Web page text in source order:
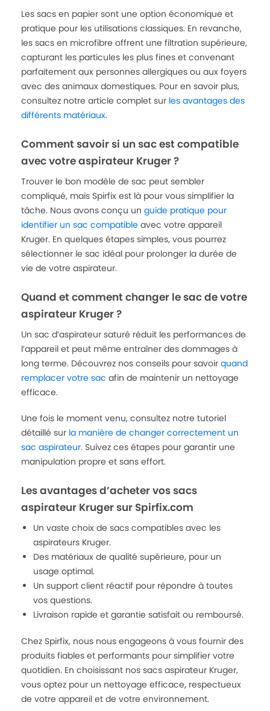
Les sacs en papier sont une option économique et
pratique pour les utilisations classiques. En revanche,
les sacs en microfibre offrent une filtration supérieure,
capturant les particules les plus fines et convenant
parfaitement aux personnes allergiques ou aux foyers
avec des animaux domestiques. Pour en savoir plus,
consultez notre article complet sur les avantages des
différents matériaux.
Comment savoir si un sac est compatible
avec votre aspirateur Kruger ?
Trouver le bon modèle de sac peut sembler
compliqué, mais Spirfix est là pour vous simplifier la
tâche. Nous avons conçu un guide pratique pour
identifier un sac compatible avec votre appareil
Kruger. En quelques étapes simples, vous pourrez
sélectionner le sac idéal pour prolonger la durée de
vie de votre aspirateur.
Quand et comment changer le sac de votre
aspirateur Kruger ?
Un sac d’aspirateur saturé réduit les performances de
l’appareil et peut même entraîner des dommages à
long terme. Découvrez nos conseils pour savoir quand
remplacer votre sac afin de maintenir un nettoyage
efficace.
Une fois le moment venu, consultez notre tutoriel
détaillé sur la manière de changer correctement un
sac aspirateur. Suivez ces étapes pour garantir une
manipulation propre et sans effort.
Les avantages d’acheter vos sacs
aspirateur Kruger sur Spirfix.com
Un vaste choix de sacs compatibles avec les
aspirateurs Kruger.
Des matériaux de qualité supérieure, pour un
usage optimal.
Un support client réactif pour répondre à toutes
vos questions.
Livraison rapide et garantie satisfait ou remboursé.
Chez Spirfix, nous nous engageons à vous fournir des
produits fiables et performants pour simplifier votre
quotidien. En choisissant nos sacs aspirateur Kruger,
vous optez pour un nettoyage efficace, respectueux
de votre appareil et de votre environnement.